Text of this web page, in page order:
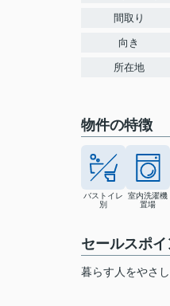
間取り
向き
所在地
物件の特徴
バストイレ
別
室内洗濯機
置場
セールスポイ
暮らす人をやさ